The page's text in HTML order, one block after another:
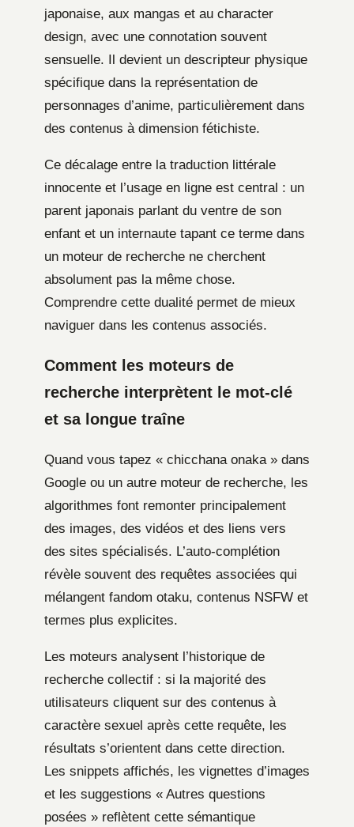
japonaise, aux mangas et au character
design, avec une connotation souvent
sensuelle. Il devient un descripteur physique
spécifique dans la représentation de
personnages d’anime, particulièrement dans
des contenus à dimension fétichiste.
Ce décalage entre la traduction littérale
innocente et l’usage en ligne est central : un
parent japonais parlant du ventre de son
enfant et un internaute tapant ce terme dans
un moteur de recherche ne cherchent
absolument pas la même chose.
Comprendre cette dualité permet de mieux
naviguer dans les contenus associés.
Comment les moteurs de
recherche interprètent le mot-clé
et sa longue traîne
Quand vous tapez « chicchana onaka » dans
Google ou un autre moteur de recherche, les
algorithmes font remonter principalement
des images, des vidéos et des liens vers
des sites spécialisés. L’auto-complétion
révèle souvent des requêtes associées qui
mélangent fandom otaku, contenus NSFW et
termes plus explicites.
Les moteurs analysent l’historique de
recherche collectif : si la majorité des
utilisateurs cliquent sur des contenus à
caractère sexuel après cette requête, les
résultats s’orientent dans cette direction.
Les snippets affichés, les vignettes d’images
et les suggestions « Autres questions
posées » reflètent cette sémantique